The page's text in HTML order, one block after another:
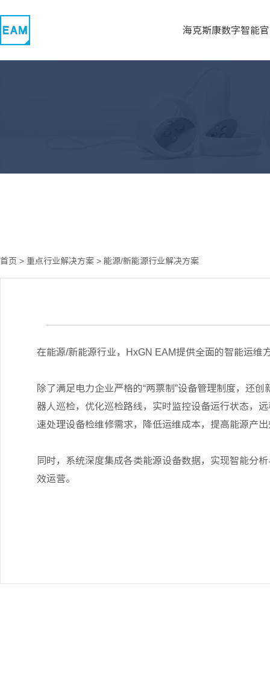
海克斯康数字智能
首页 > 重点行业解决方案 > 能源/新能源行业解决方案
在能源/新能源行业，HxGN EAM提供全面的智能运维
除了满足电力企业严格的“两票制”设备管理制度，还
器人巡检，优化巡检路线，实时监控设备运行状态，
速处理设备检维修需求，降低运维成本，提高能源产
同时，系统深度集成各类能源设备数据，实现智能分
效运营。